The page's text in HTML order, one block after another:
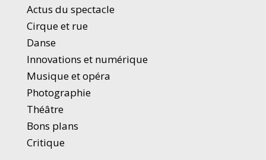
Actus du spectacle
Cirque et rue
Danse
Innovations et numérique
Musique et opéra
Photographie
Théâtre
Bons plans
Critique